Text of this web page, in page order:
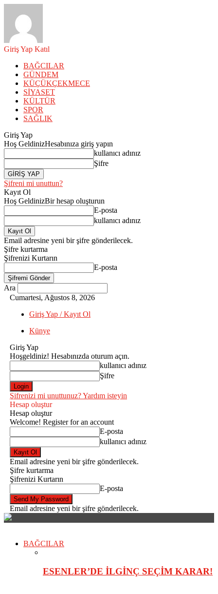
Giriş Yap Katıl
BAĞCILAR
GÜNDEM
KÜÇÜKÇEKMECE
SİYASET
KÜLTÜR
SPOR
SAĞLIK
Giriş Yap
Hoş GeldinizHesabınıza giriş yapın
kullanıcı adınız
Şifre
Şifreni mi unuttun?
Kayıt Ol
Hoş GeldinizBir hesap oluşturun
E-posta
kullanıcı adınız
Email adresine yeni bir şifre gönderilecek.
Şifre kurtarma
Şifrenizi Kurtarın
E-posta
Ara
Cumartesi, Ağustos 8, 2026
Giriş Yap / Kayıt Ol
Künye
Giriş Yap
Hoşgeldiniz! Hesabınızda oturum açın.
kullanıcı adınız
Şifre
Şifrenizi mi unuttunuz? Yardım isteyin
Hesap oluştur
Hesap oluştur
Welcome! Register for an account
E-posta
kullanıcı adınız
Email adresine yeni bir şifre gönderilecek.
Şifre kurtarma
Şifrenizi Kurtarın
E-posta
Email adresine yeni bir şifre gönderilecek.
BAĞCILAR
ESENLER’DE İLGİNÇ SEÇİM KARAR!